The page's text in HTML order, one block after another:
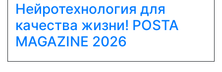
Нейротехнология для
качества жизни! POSTA
MAGAZINE 2026
Previous